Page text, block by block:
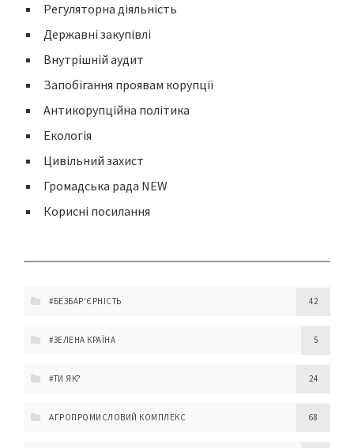
Регуляторна діяльність
Державні закупівлі
Внутрішній аудит
Запобігання проявам корупції
Антикорупційна політика
Екологія
Цивільний захист
Громадська рада NEW
Корисні посилання
#БЕЗБАР'ЄРНІСТЬ 42
#ЗЕЛЕНА КРАЇНА 5
#ТИ ЯК? 24
АГРОПРОМИСЛОВИЙ КОМПЛЕКС 68